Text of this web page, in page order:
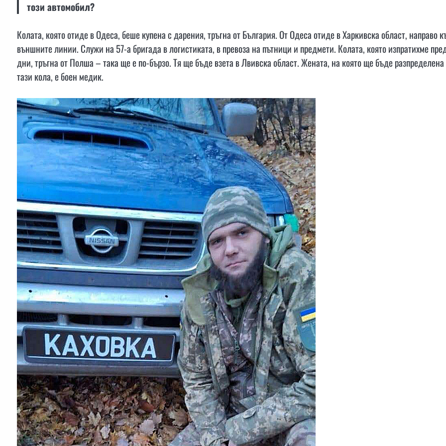
този автомобил?
Колата, която отиде в Одеса, беше купена с дарения, тръгна от България. От Одеса отиде в Харкивска област, направо
външните линии. Служи на 57-а бригада в логистиката, в превоза на пътници и предмети. Колата, която изпратихме
дни, тръгна от Полша – така ще е по-бързо. Тя ще бъде взета в Лвивска област. Жената, на която ще бъде разпределена
тази кола, е боен медик.